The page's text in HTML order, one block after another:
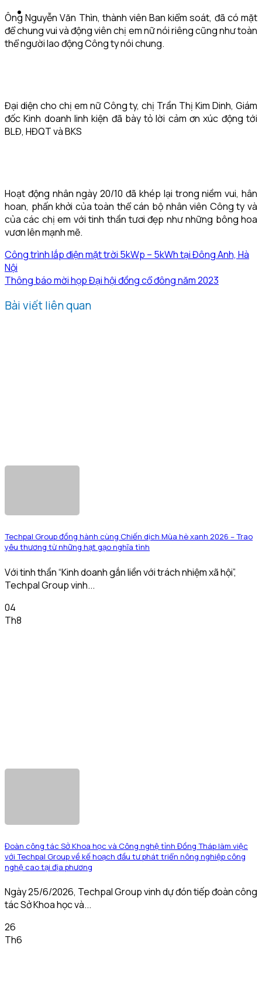
Ông Nguyễn Văn Thìn, thành viên Ban kiểm soát, đã có mặt
để chung vui và động viên chị em nữ nói riêng cũng như toàn
thể người lao động Công ty nói chung.
Đại diện cho chị em nữ Công ty, chị Trần Thị Kim Dinh, Giám
đốc Kinh doanh linh kiện đã bày tỏ lời cảm ơn xúc động tới
BLĐ, HĐQT và BKS
Hoạt động nhân ngày 20/10 đã khép lại trong niềm vui, hân
hoan, phấn khởi của toàn thể cán bộ nhân viên Công ty và
của các chị em với tinh thần tươi đẹp như những bông hoa
vươn lên mạnh mẽ.
Công trình lắp điện mặt trời 5kWp – 5kWh tại Đông Anh, Hà
Nội
Thông báo mời họp Đại hội đồng cổ đông năm 2023
Bài viết liên quan
Techpal Group đồng hành cùng Chiến dịch Mùa hè xanh 2026 – Trao
yêu thương từ những hạt gạo nghĩa tình
Với tinh thần “Kinh doanh gắn liền với trách nhiệm xã hội”,
Techpal Group vinh...
04
Th8
Đoàn công tác Sở Khoa học và Công nghệ tỉnh Đồng Tháp làm việc
với Techpal Group về kế hoạch đầu tư phát triển nông nghiệp công
nghệ cao tại địa phương
Ngày 25/6/2026, Techpal Group vinh dự đón tiếp đoàn công
tác Sở Khoa học và...
26
Th6